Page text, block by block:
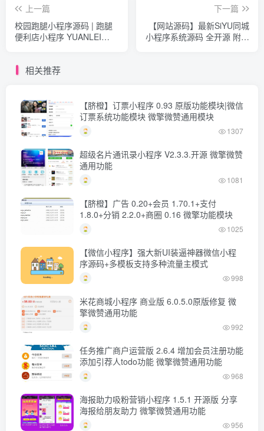
上一篇
校园跑腿小程序源码 | 跑腿
便利店小程序 YUANLEI
下一篇
【网站源码】最新SiYU同城
小程序系统源码 全开源 附教
相关推荐
【脐橙】订票小程序 0.93 原版功能模块|微信
订票系统功能模块 微擎微赞通用模块
1307
超级名片通讯录小程序 V2.3.3.开源 微擎微赞
通用功能
1081
【脐橙】广告 0.20+会员 1.70.1+支付
1.8.0+分销 2.2.0+商圈 0.16 微擎功能模块
1025
【微信小程序】强大新UI装逼神器微信小程
序源码+多模板支持多种流量主模式
998
米花商城小程序 商业版 6.0.5.0原版修复 微
擎微赞通用功能
992
任务推广商户运营版 2.6.4 增加会员注册功能
添加引荐人todo功能 微擎微赞通用功能
968
海报助力吸粉营销小程序 1.5.1 开源版 分享
海报给朋友助力 微擎微赞通用功能
956